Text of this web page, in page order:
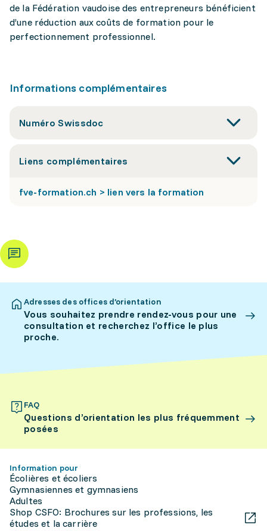
de la Fédération vaudoise des entrepreneurs bénéficient
d’une réduction aux coûts de formation pour le
perfectionnement professionnel.
Informations complémentaires
Numéro Swissdoc
Liens complémentaires
fve-formation.ch > lien vers la formation
Adresses des offices d’orientation
Vous souhaitez prendre rendez-vous pour une
consultation et recherchez l’office le plus
proche.
FAQ
Questions d’orientation les plus fréquemment
posées
Information pour
Écolières et écoliers
Gymnasiennes et gymnasiens
Adultes
Shop CSFO: Brochures sur les professions, les
études et la carrière